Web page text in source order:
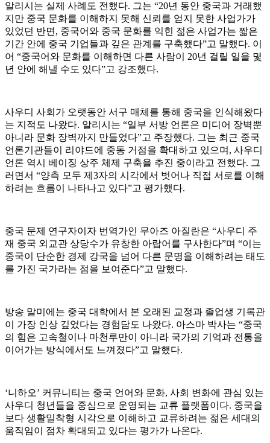
알리시는 실제 사례도 전했다. 그는 “20년 동안 중국과 거래했
지만 중국 문화를 이해하지 못해 신뢰를 얻지 못한 사업가가
있었던 반면, 중국어와 중국 문화를 익힌 젊은 사업가는 짧은
기간 안에 중국 기업들과 깊은 관계를 구축했다”고 말했다. 이
어 “중국어와 문화를 이해하면 다른 사람이 20년 걸릴 일을 몇
년 안에 해낼 수도 있다”고 강조했다.
사우디 사회가 오랫동안 서구 매체를 통해 중국을 인식해왔다
는 지적도 나왔다. 알리시는 “일부 서방 언론은 미디어 장벽뿐
아니라 문화 장벽까지 만들었다”고 주장했다. 그는 최근 중국
언론기관들이 리야드에 중동 거점을 확대하고 있으며, 사우디
언론 역시 베이징 상주 체제 구축을 추진 중이라고 전했다. 그
러면서 “양측 모두 제3자의 시각에서 벗어나 직접 서로를 이해
하려는 흐름이 나타나고 있다”고 평가했다.
중국 문제 연구자이자 번역가인 무아즈 아질란은 “사우디 주
재 중국 외교관 상당수가 유창한 아랍어를 구사한다”며 “이는
중국이 단순한 경제 강국을 넘어 다른 문명을 이해하려는 태도
를 가진 국가라는 점을 보여준다”고 말했다.
방송 말미에는 중국 대학에서 본 오래된 교정과 졸업생 기록관
이 가장 인상 깊었다는 경험담도 나왔다. 아스마 박사는 “중국
의 힘은 고속철이나 마천루만이 아니라 국가의 기억과 전통을
이어가는 방식에서도 느껴졌다”고 말했다.
‘니하오’ 커뮤니티는 중국 언어와 문화, 사회 변화에 관심 있는
사우디 청년들을 중심으로 운영되는 교류 플랫폼이다. 중국을
보다 생활밀착형 시각으로 이해하고 교류하려는 젊은 세대의
움직임이 점차 확대되고 있다는 평가가 나온다.